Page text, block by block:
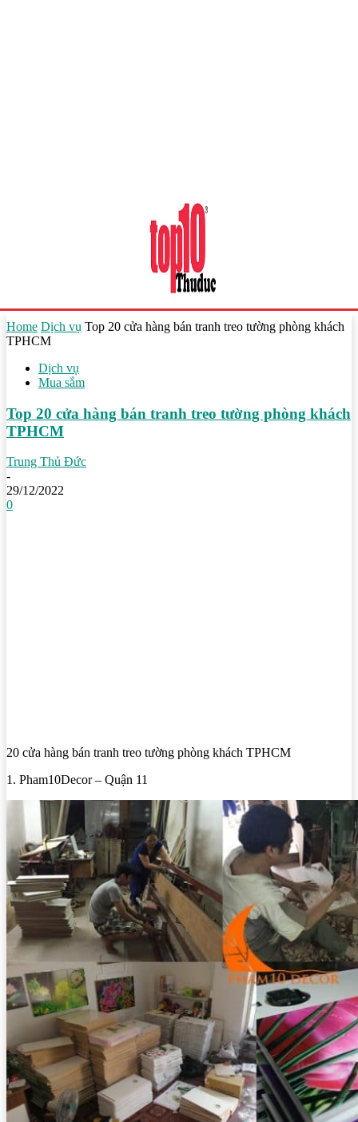
Home Dịch vụ Top 20 cửa hàng bán tranh treo tường phòng khách
TPHCM
Dịch vụ
Mua sắm
Top 20 cửa hàng bán tranh treo tường phòng khách
TPHCM
Trung Thủ Đức
-
29/12/2022
0
20 cửa hàng bán tranh treo tường phòng khách TPHCM
1. Pham10Decor – Quận 11